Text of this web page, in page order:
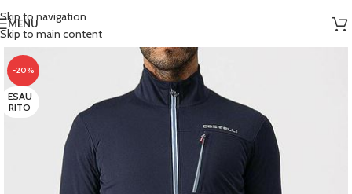
Skip to navigation
Skip to main content
MENU
-20%
ESAU
RITO